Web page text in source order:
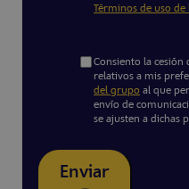
Términos de uso de
Consiento la cesión
relativos a mis
del grupo al que
envío de
se ajusten a dichas
Enviar